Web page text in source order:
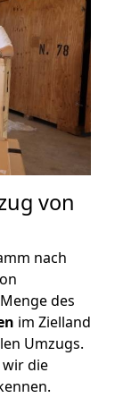
von
nach
des
im Zielland
Umzugs.
wir die